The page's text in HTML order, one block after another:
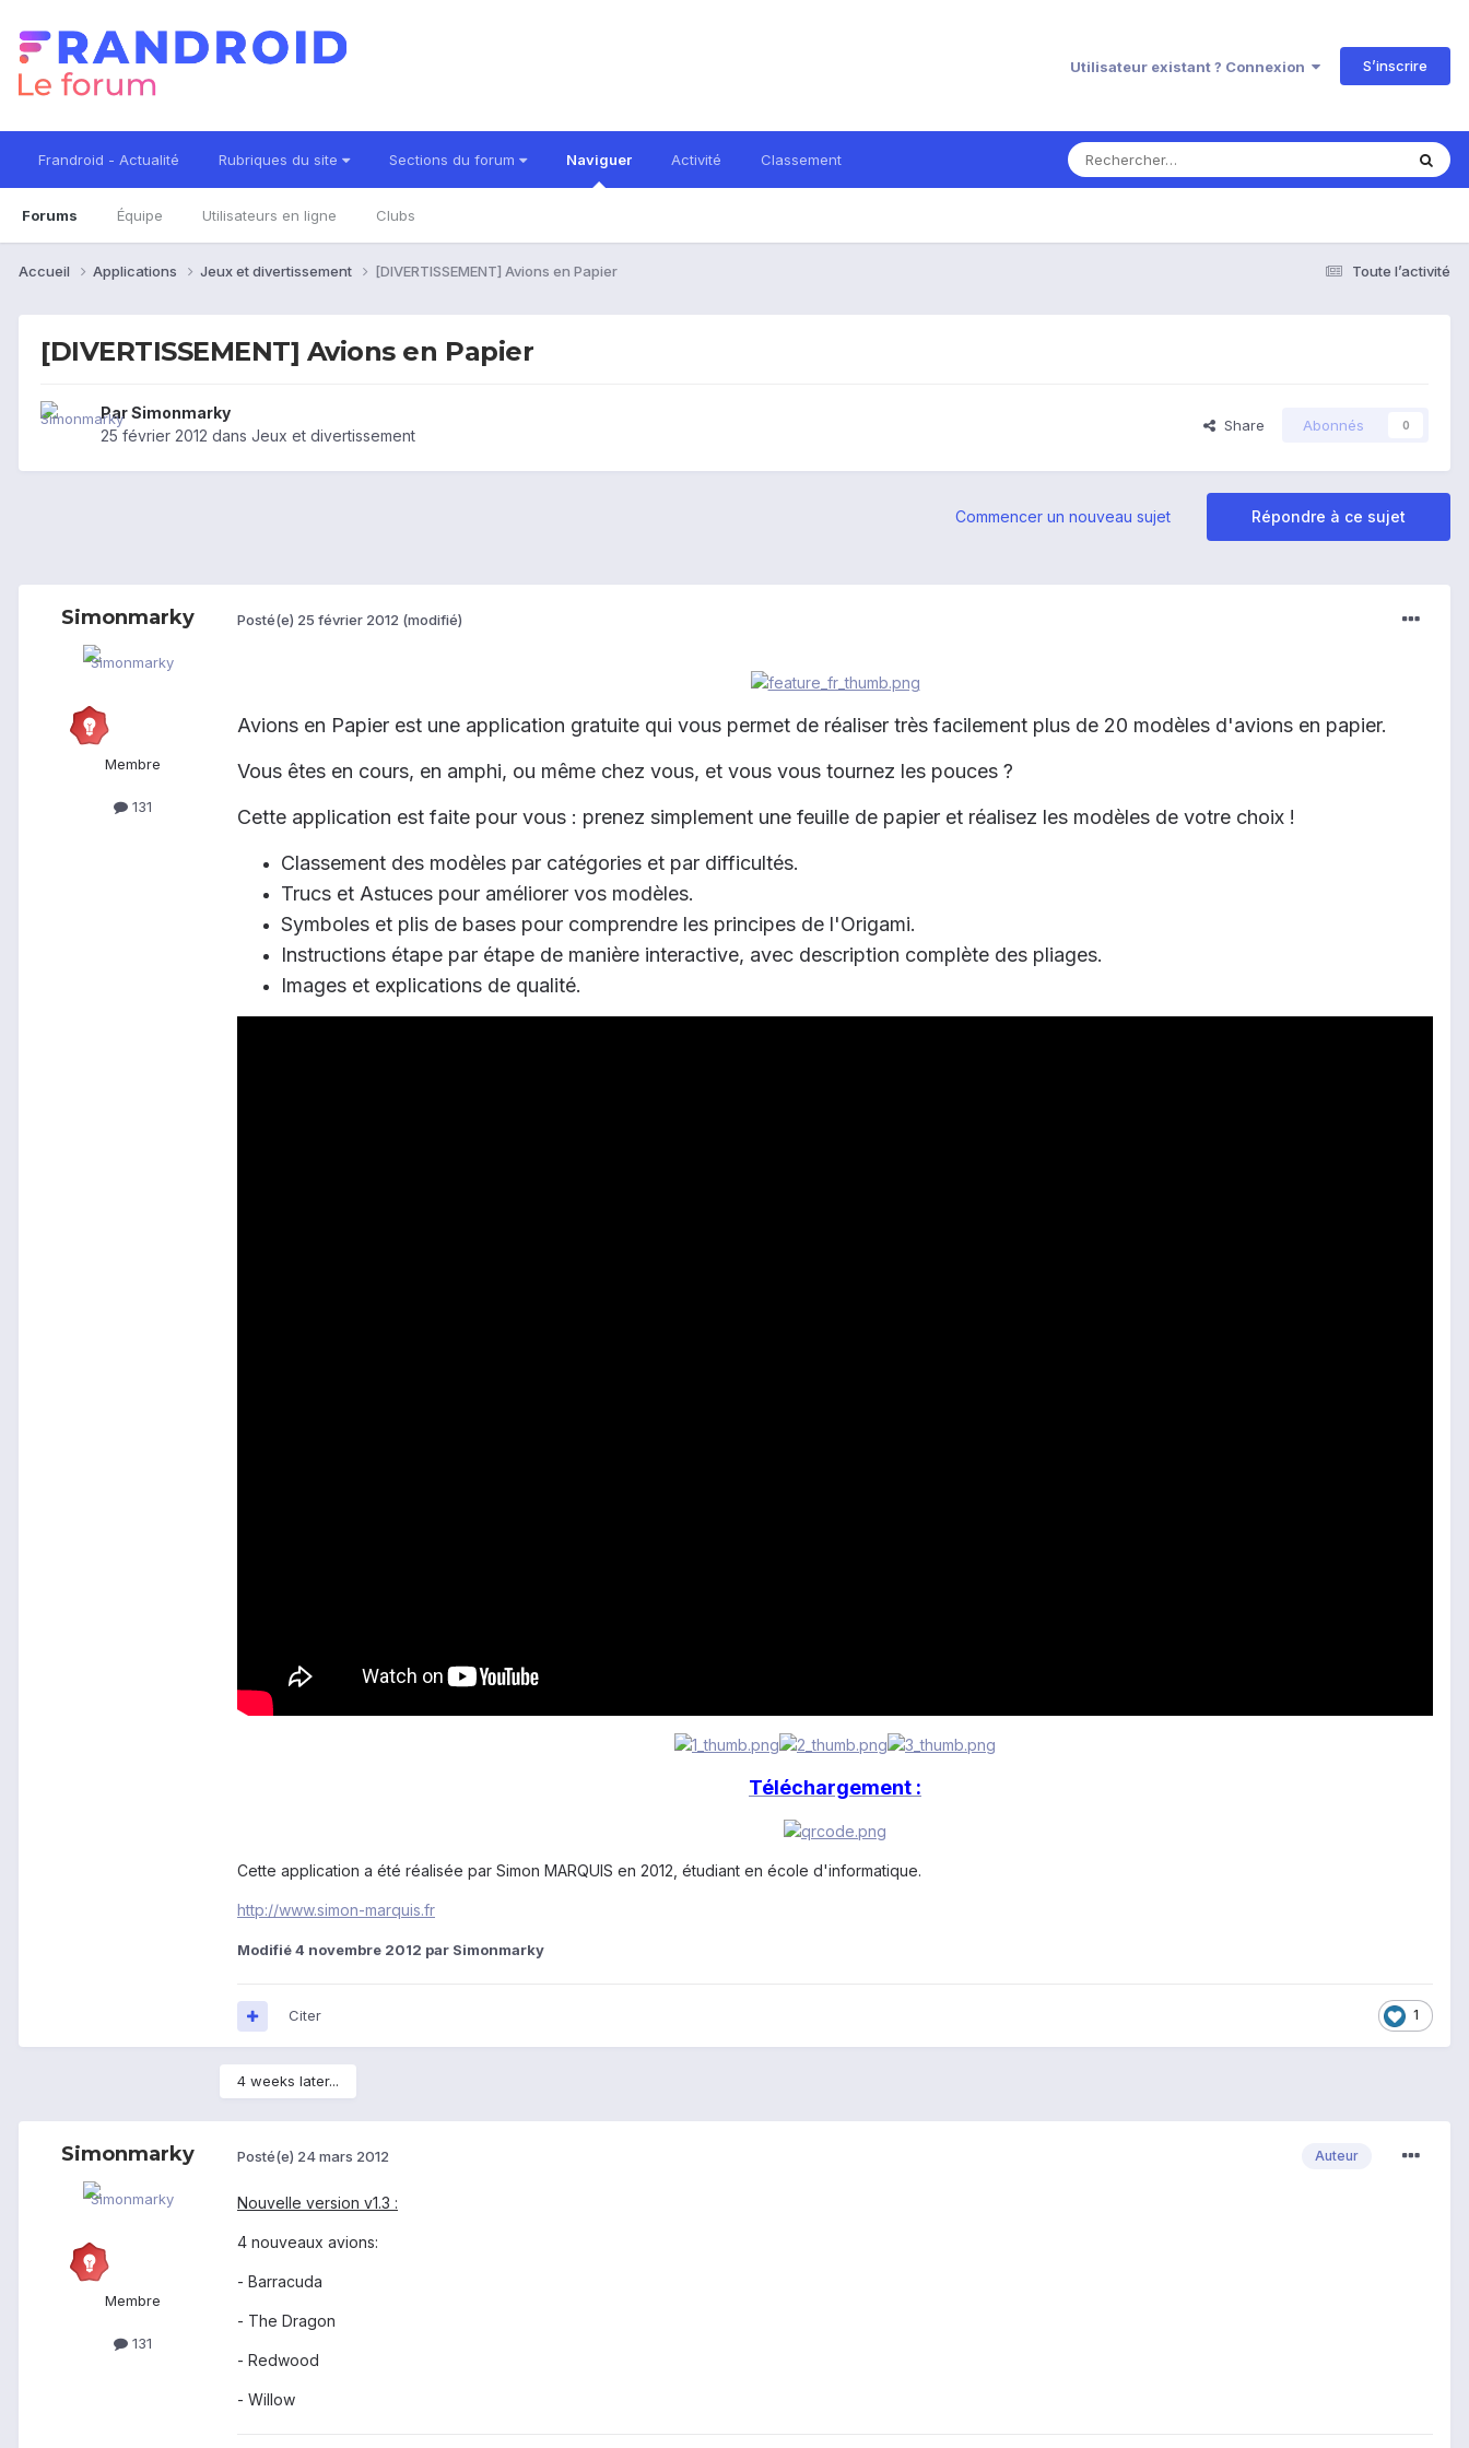
Utilisateur existant ? Connexion S’inscrire
Frandroid - Actualité Rubriques du site Sections du forum Naviguer
Forums Équipe Utilisateurs en ligne Clubs
Activité Classement
Toute l’activité
Accueil Applications Jeux et divertissement [DIVERTISSEMENT] Avions en Papier
[DIVERTISSEMENT] Avions en Papier
ParSimonmarky
25 février 2012 dans Jeux et divertissement
Share Abonnés 0
Répondre à ce sujet
Commencer un nouveau sujet
Simonmarky
Membre
131
Posté(e) 25 février 2012 (modifié)
Avions en Papier est une application gratuite qui vous permet de réaliser très facilement plus de 20 modèles d'avions en papier.
Vous êtes en cours, en amphi, ou même chez vous, et vous vous tournez les pouces ?
Cette application est faite pour vous : prenez simplement une feuille de papier et réalisez les modèles de votre choix !
Classement des modèles par catégories et par difficultés.
Trucs et Astuces pour améliorer vos modèles.
Symboles et plis de bases pour comprendre les principes de l'Origami.
Instructions étape par étape de manière interactive, avec description complète des pliages.
Images et explications de qualité.
Téléchargement :
Cette application a été réalisée par Simon MARQUIS en 2012, étudiant en école d'informatique.
http://www.simon-marquis.fr
Modifié4 novembre 2012 par Simonmarky
1
Citer
4 weeks later...
Simonmarky
Membre
131
Auteur
Posté(e) 24 mars 2012
Nouvelle version v1.3 :
4 nouveaux avions:
- Barracuda
- The Dragon
- Redwood
- Willow